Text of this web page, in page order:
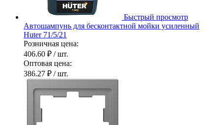
Быстрый просмотр
Автошампунь для бесконтактной мойки усиленный
Huter 71/5/21
Розничная цена:
406.60 ₽ / шт.
Оптовая цена:
386.27 ₽ / шт.